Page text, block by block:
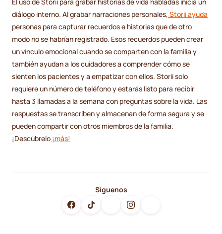
diálogo interno. Al grabar narraciones personales, Storii ayuda
personas para capturar recuerdos e historias que de otro
modo no se habrían registrado. Esos recuerdos pueden crear
un vínculo emocional cuando se comparten con la familia y
también ayudan a los cuidadores a comprender cómo se
sienten los pacientes y a empatizar con ellos. Storii solo
requiere un número de teléfono y estarás listo para recibir
hasta 3 llamadas a la semana con preguntas sobre la vida. Las
respuestas se transcriben y almacenan de forma segura y se
pueden compartir con otros miembros de la familia.
¡Descúbrelo ¡más!
Síguenos